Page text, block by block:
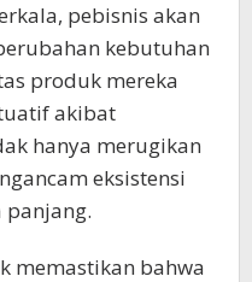
pebisnis akan
kebutuhan
produk mereka
akibat
hanya merugikan
eksistensi
panjang.
memastikan bahwa